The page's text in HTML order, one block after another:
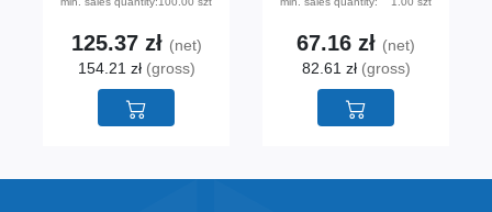
125.37 zł (net)
154.21 zł (gross)
67.16 zł (net)
82.61 zł (gross)